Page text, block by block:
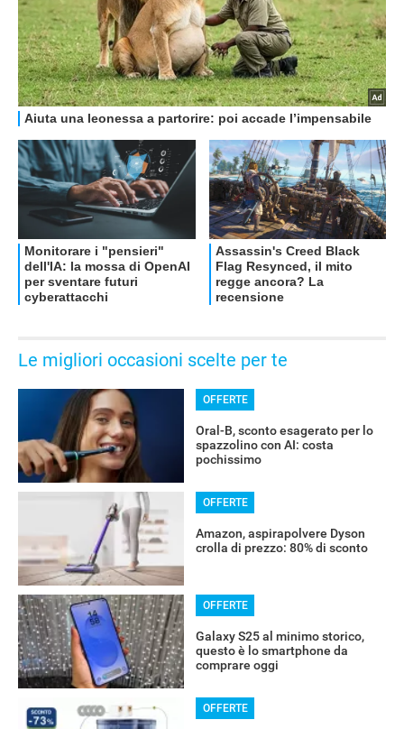
Le migliori occasioni scelte per te
OFFERTE
Oral-B, sconto esagerato per lo
spazzolino con AI: costa
pochissimo
OFFERTE
Amazon, aspirapolvere Dyson
crolla di prezzo: 80% di sconto
OFFERTE
Galaxy S25 al minimo storico,
questo è lo smartphone da
comprare oggi
OFFERTE